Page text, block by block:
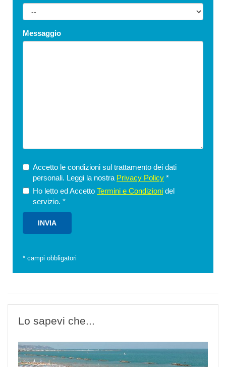
Messaggio
Accetto le condizioni sul trattamento dei dati
personali. Leggi la nostra Privacy Policy *
Ho letto ed Accetto Termini e Condizioni del
servizio. *
* campi obbligatori
Lo sapevi che...